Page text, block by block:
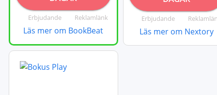
Erbjudande
Läs mer om Nextory
Erbjudande Reklamlänk
Läs mer om BookBeat